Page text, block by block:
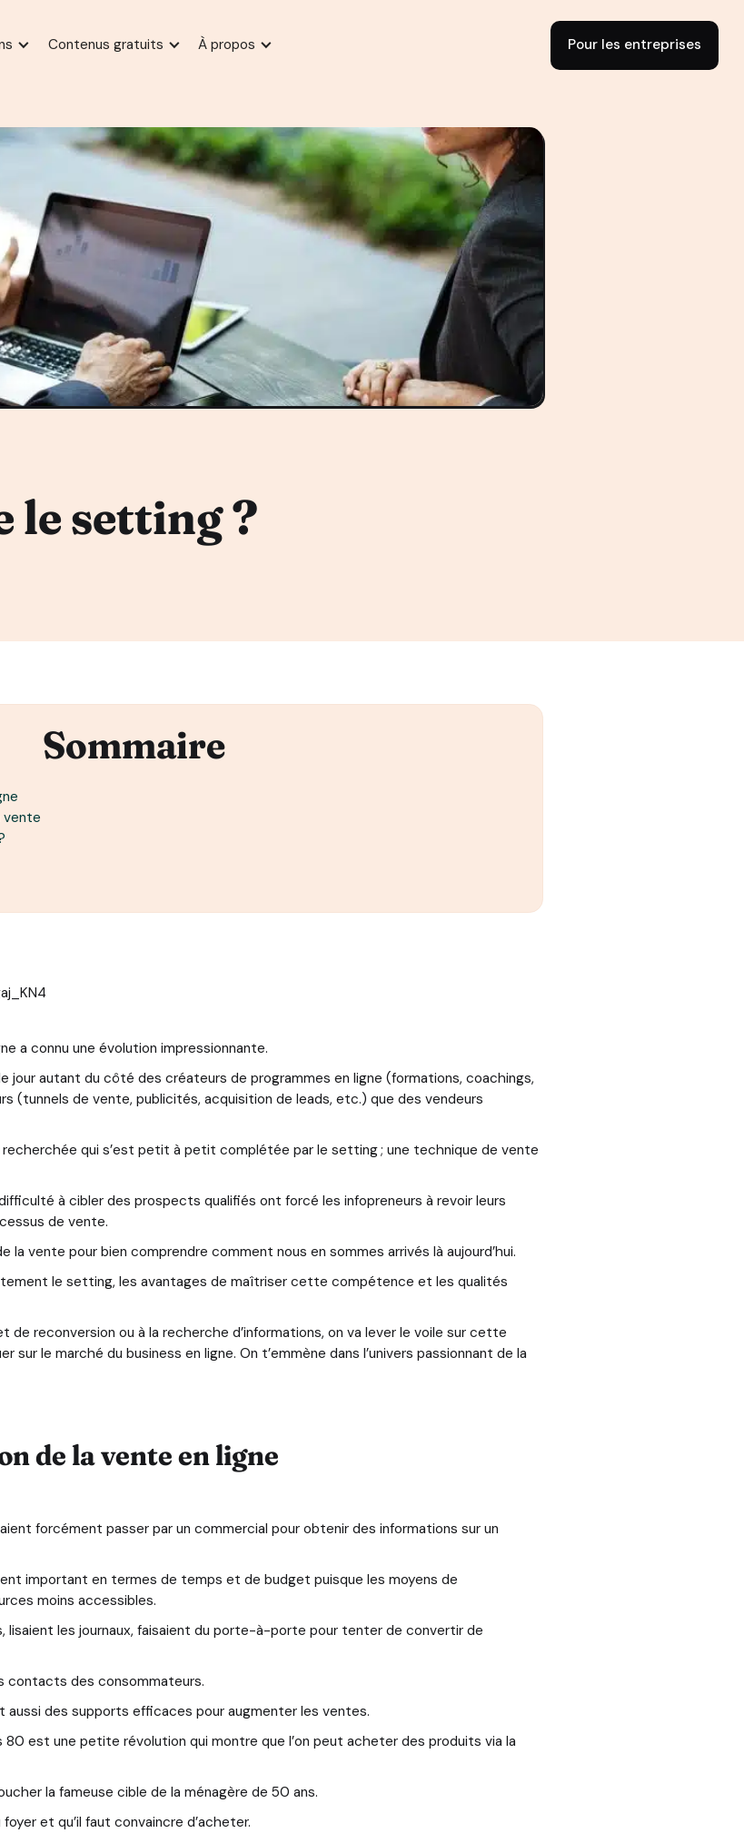
Contenus gratuits À propos Pour les entreprises
le setting ?
Sommaire
vente
a connu une évolution impressionnante.
jour autant du côté des créateurs de programmes en ligne (formations, coachings,
(tunnels de vente, publicités, acquisition de leads, etc.) que des vendeurs
qui s’est petit à petit complétée par le setting ; une technique de vente
à cibler des prospects qualifiés ont forcé les infopreneurs à revoir leurs
de vente.
la vente pour bien comprendre comment nous en sommes arrivés là aujourd’hui.
le setting, les avantages de maîtriser cette compétence et les qualités
de reconversion ou à la recherche d’informations, on va lever le voile sur cette
le marché du business en ligne. On t’emmène dans l’univers passionnant de la
de la vente en ligne
forcément passer par un commercial pour obtenir des informations sur un
important en termes de temps et de budget puisque les moyens de
moins accessibles.
lisaient les journaux, faisaient du porte-à-porte pour tenter de convertir de
contacts des consommateurs.
aussi des supports efficaces pour augmenter les ventes.
80 est une petite révolution qui montre que l’on peut acheter des produits via la
la fameuse cible de la ménagère de 50 ans.
et qu’il faut convaincre d’acheter.